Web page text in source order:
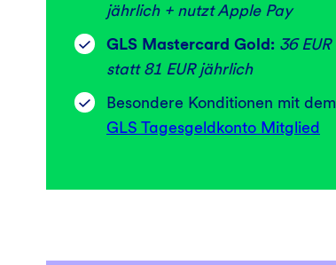
jährlich + nutzt Apple Pay
GLS Mastercard Gold: 36 EUR
statt 81 EUR jährlich
Besondere Konditionen mit dem
GLS Tagesgeldkonto Mitglied